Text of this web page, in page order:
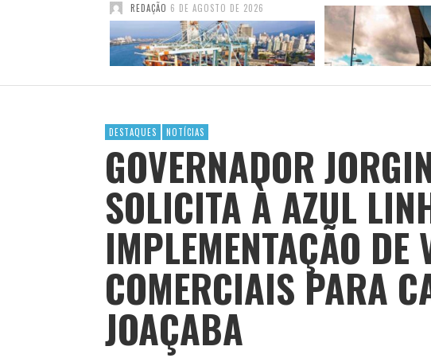
REDAÇÃO 6 DE AGOSTO DE 2026
DESTAQUES NOTÍCIAS
GOVERNADOR
SOLICITA À AZUL
IMPLEMENTAÇÃO DE
COMERCIAIS PARA
JOAÇABA